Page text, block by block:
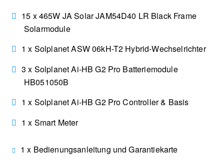
15 x 465W JA Solar JAM54D40 LR Black Frame
Solarmodule
1 x Solplanet ASW 06kH-T2 Hybrid-Wechselrichter
3 x Solplanet Ai-HB G2 Pro Batteriemodule
HB051050B
1 x Solplanet Ai-HB G2 Pro Controller & Basis
1 x Smart Meter
1 x Bedienungsanleitung und Garantiekarte